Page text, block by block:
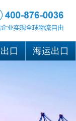
口 海运出口